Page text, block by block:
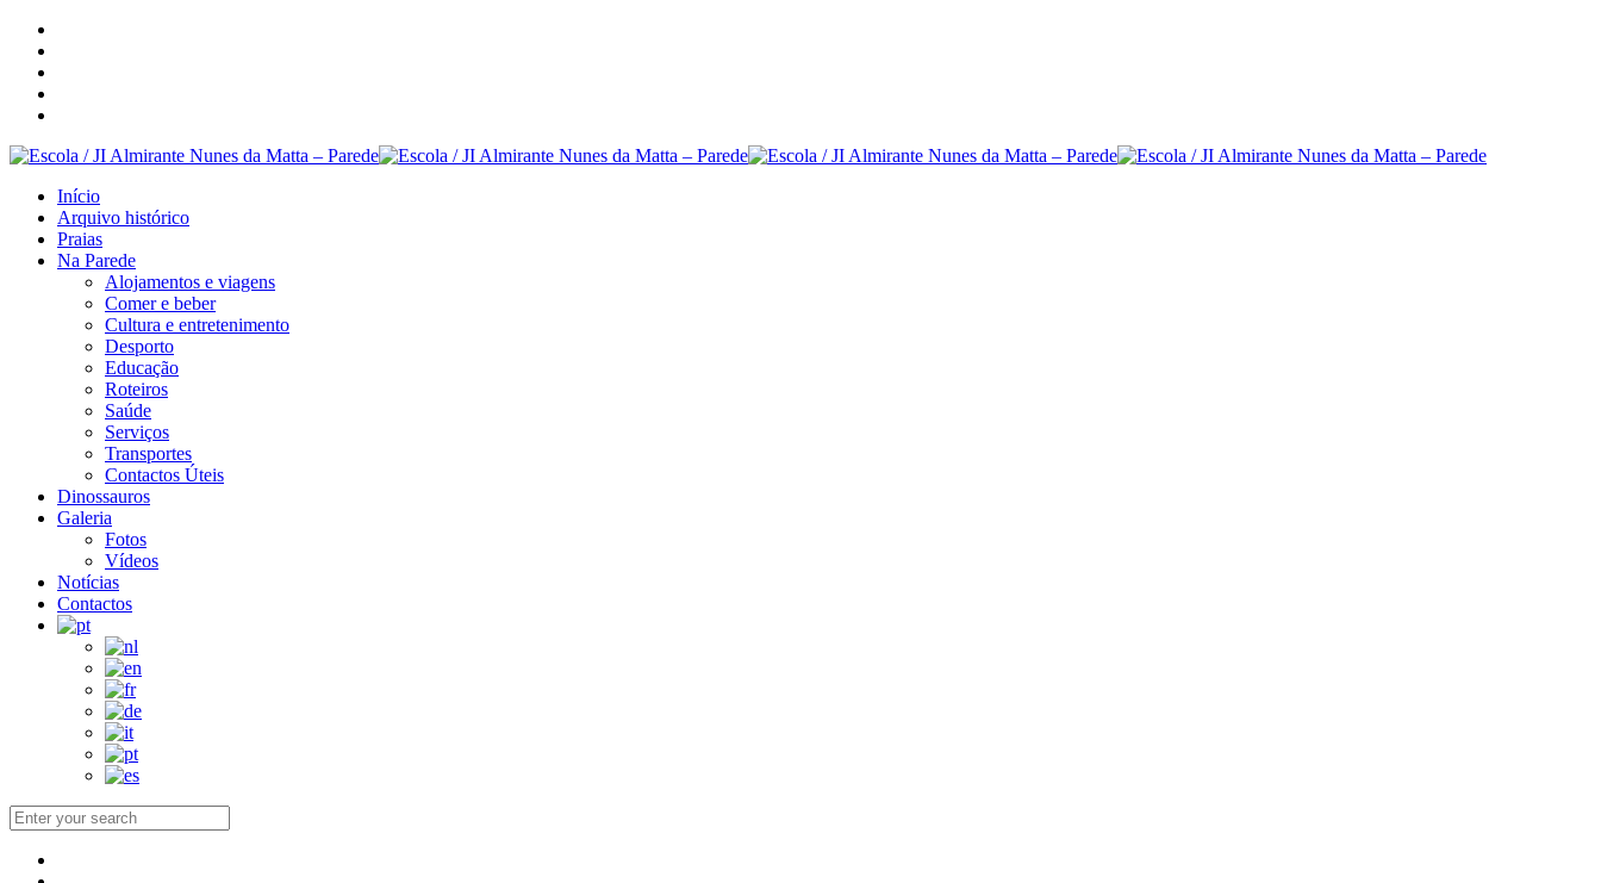
Início
Arquivo histórico
Praias
Na Parede
Alojamentos e viagens
Comer e beber
Cultura e entretenimento
Desporto
Educação
Roteiros
Saúde
Serviços
Transportes
Contactos Úteis
Dinossauros
Galeria
Fotos
Vídeos
Notícias
Contactos